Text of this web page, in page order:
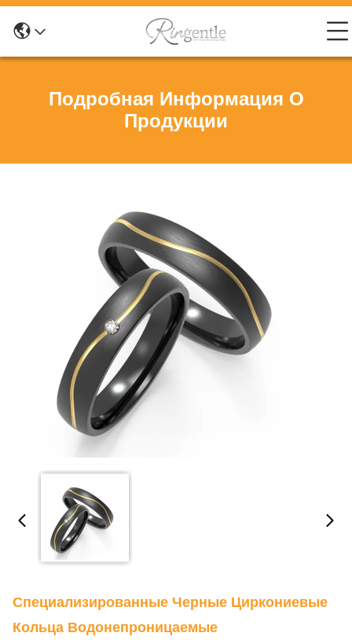
Подробная Информация О
Продукции
Специализированные Черные Циркониевые
Кольца Водонепроницаемые